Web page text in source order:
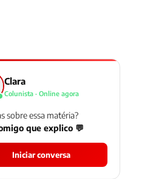
Clara
Colunista · Online agora
sobre essa matéria?
que explico 💬
Iniciar conversa